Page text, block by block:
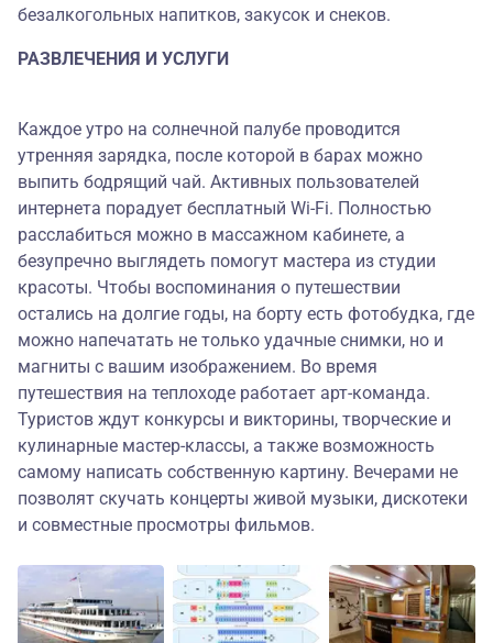
безалкогольных напитков, закусок и снеков.
РАЗВЛЕЧЕНИЯ И УСЛУГИ
Каждое утро на солнечной палубе проводится
утренняя зарядка, после которой в барах можно
выпить бодрящий чай. Активных пользователей
интернета порадует бесплатный Wi-Fi. Полностью
расслабиться можно в массажном кабинете, а
безупречно выглядеть помогут мастера из студии
красоты. Чтобы воспоминания о путешествии
остались на долгие годы, на борту есть фотобудка, где
можно напечатать не только удачные снимки, но и
магниты с вашим изображением. Во время
путешествия на теплоходе работает арт-команда.
Туристов ждут конкурсы и викторины, творческие и
кулинарные мастер-классы, а также возможность
самому написать собственную картину. Вечерами не
позволят скучать концерты живой музыки, дискотеки
и совместные просмотры фильмов.